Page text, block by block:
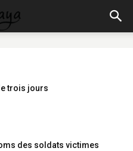
trois jours
des soldats victimes